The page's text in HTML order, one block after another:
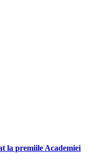
la premiile Academiei